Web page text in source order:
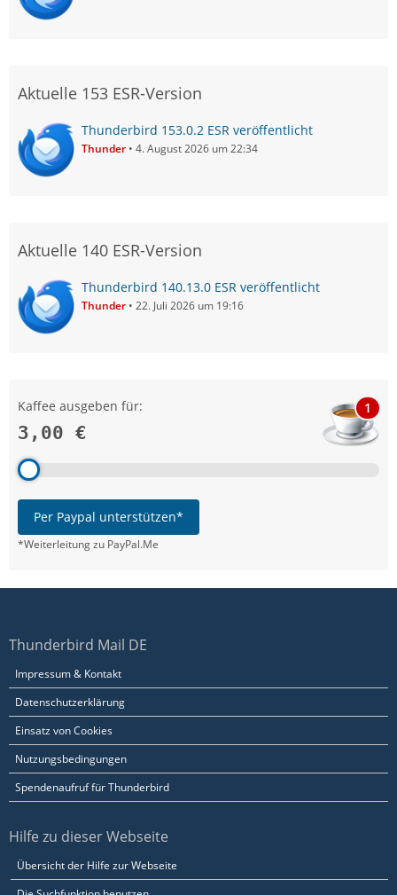
Aktuelle 153 ESR-Version
Thunderbird 153.0.2 ESR veröffentlicht
Thunder 4. August 2026 um 22:34
Aktuelle 140 ESR-Version
Thunderbird 140.13.0 ESR veröffentlicht
Thunder 22. Juli 2026 um 19:16
Kaffee ausgeben für:
3,00 €
1
Per Paypal unterstützen*
*Weiterleitung zu PayPal.Me
Thunderbird Mail DE
Impressum & Kontakt
Datenschutzerklärung
Einsatz von Cookies
Nutzungsbedingungen
Spendenaufruf für Thunderbird
Hilfe zu dieser Webseite
Übersicht der Hilfe zur Webseite